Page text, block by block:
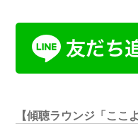
【傾聴ラウンジ「ここ